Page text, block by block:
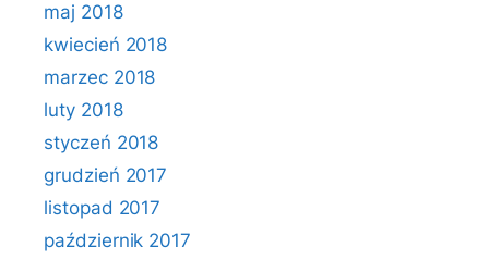
maj 2018
kwiecień 2018
marzec 2018
luty 2018
styczeń 2018
grudzień 2017
listopad 2017
październik 2017